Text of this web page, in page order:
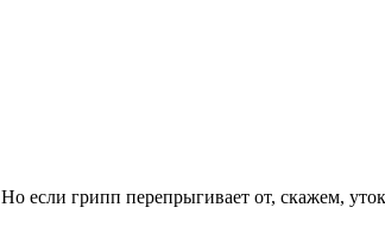
Но если грипп перепрыгивает от, скажем,